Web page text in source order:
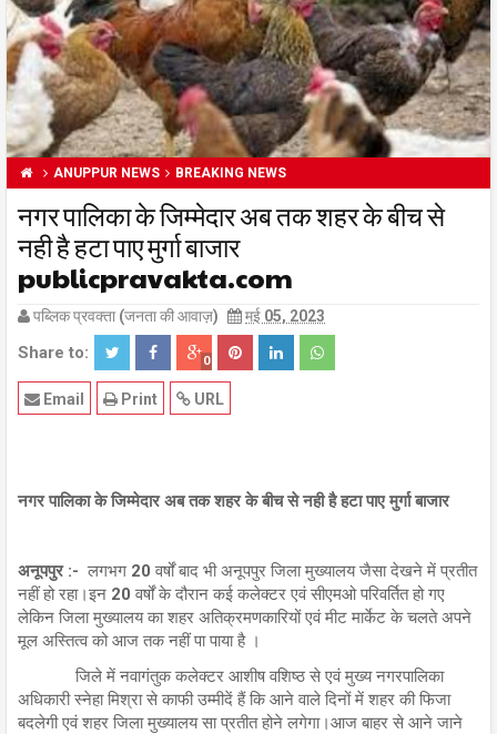
ANUPPUR NEWS BREAKING NEWS
नगर पालिका के जिम्मेदार अब तक शहर के बीच से
नही है हटा पाए मुर्गा बाजार
publicpravakta.com
पब्लिक प्रवक्ता (जनता की आवाज़) मई 05, 2023
Share to: 0
URL
Print
Email
नगर पालिका के जिम्मेदार अब तक शहर के बीच से नही है हटा पाए मुर्गा बाजार
अनूपपुर :- लगभग 20 वर्षों बाद भी अनूपपुर जिला मुख्यालय जैसा देखने में प्रतीत
नहीं हो रहा।इन 20 वर्षों के दौरान कई कलेक्टर एवं सीएमओ परिवर्तित हो गए
लेकिन जिला मुख्यालय का शहर अतिक्रमणकारियों एवं मीट मार्केट के चलते अपने
मूल अस्तित्व को आज तक नहीं पा पाया है ।
जिले में नवागंतुक कलेक्टर आशीष वशिष्ठ से एवं मुख्य नगरपालिका
अधिकारी स्नेहा मिश्रा से काफी उम्मीदें हैं कि आने वाले दिनों में शहर की फिजा
बदलेगी एवं शहर जिला मुख्यालय सा प्रतीत होने लगेगा।आज बाहर से आने जाने